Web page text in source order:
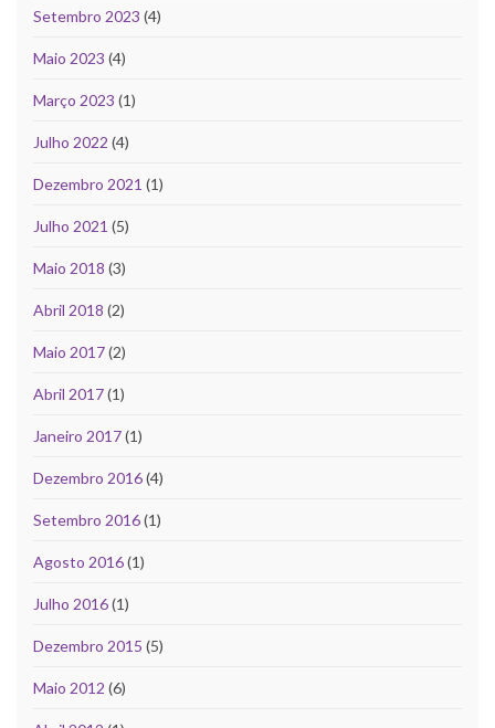
Setembro 2023 (4)
Maio 2023 (4)
Março 2023 (1)
Julho 2022 (4)
Dezembro 2021 (1)
Julho 2021 (5)
Maio 2018 (3)
Abril 2018 (2)
Maio 2017(2)
Abril 2017(1)
Janeiro 2017(1)
Dezembro 2016(4)
Setembro 2016(1)
Agosto 2016(1)
Julho 2016(1)
Dezembro 2015 (5)
Maio 2012 (6)